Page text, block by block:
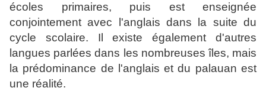
écoles primaires, puis est enseignée
conjointement avec l'anglais dans la suite du
cycle scolaire. Ilexiste également d'autres
langues parlées dans les nombreuses îles, mais
la prédominance de l'anglais et du palauan est
une réalité.